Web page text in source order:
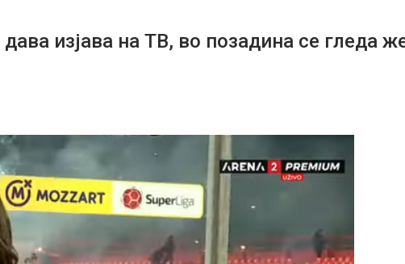
изјава на ТВ, во позадина се гледа